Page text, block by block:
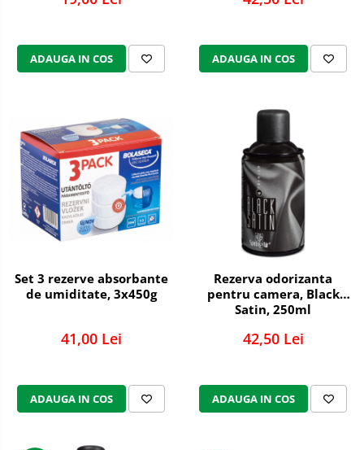
Lotiuni ,lapte,creme si uleiuri
roll,spray de corp
Parfumuri si seturi cadouri
Igiena dentara
Sampon,balsam,masti si
tratamente pentru par
Cosmetice pentru copii si bebelusi
Bureti pentru baie si accesorii
Servetele umede
Cosmetice naturale
Cosmetice pentru barbati
ADAUGA IN COS ADAUGA IN COS
Set 3 rezerve absorbante
de umiditate, 3x450g
41,00 Lei
ADAUGA IN COS
Rezerva odorizanta
pentru camera, Black
Satin, 250ml
42,50 Lei
ADAUGA IN COS